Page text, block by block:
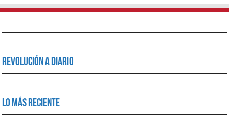
Revolución a Diario
Lo Más Reciente